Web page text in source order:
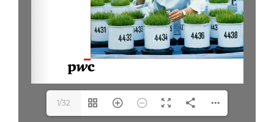
1/32